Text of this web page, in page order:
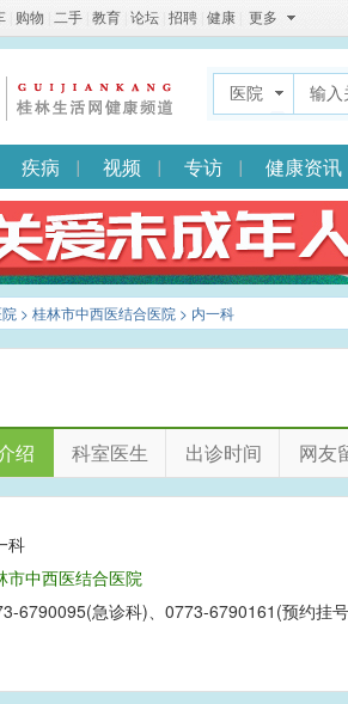
购物 二手 教育 论坛 招聘 健康 更多
医院
疾病 视频 专访 健康资讯
> 桂林市中西医结合医院 > 内一科
绍 科室医生 出诊时间 网友
科
市中西医结合医院
6790095(急诊科)、0773-6790161(预约挂